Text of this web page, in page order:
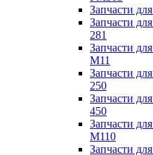
Запчасти
Запчасти
281
Запчасти
M11
Запчасти
250
Запчасти
450
Запчасти
M110
Запчасти